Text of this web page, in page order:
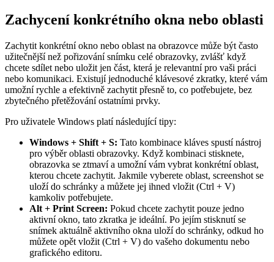
Zachycení konkrétního okna nebo oblasti
Zachytit konkrétní okno nebo oblast na obrazovce může být často
užitečnější než pořizování snímku celé obrazovky, zvlášť když
chcete sdílet nebo uložit jen část, která je relevantní pro vaši práci
nebo komunikaci. Existují jednoduché klávesové zkratky, které vám
umožní rychle a efektivně zachytit přesně to, co potřebujete, bez
zbytečného přetěžování ostatními prvky.
Pro uživatele Windows platí následující tipy:
Windows + Shift + S: Tato kombinace kláves spustí nástroj
pro výběr oblasti obrazovky. Když kombinaci stisknete,
obrazovka se ztmaví a umožní vám vybrat konkrétní oblast,
kterou chcete zachytit. Jakmile vyberete oblast, screenshot se
uloží do schránky a můžete jej ihned vložit (Ctrl + V)
kamkoliv potřebujete.
Alt + Print Screen: Pokud chcete zachytit pouze jedno
aktivní okno, tato zkratka je ideální. Po jejím stisknutí se
snímek aktuálně aktivního okna uloží do schránky, odkud ho
můžete opět vložit (Ctrl + V) do vašeho dokumentu nebo
grafického editoru.